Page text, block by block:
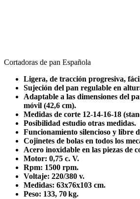
Cortadoras de pan Española
Ligera, de tracción progresiva,
Sujeción del pan regulable en
Adaptable a las dimensiones del
móvil (42,6 cm).
Medidas de corte 12-14-16-18
Posibilidad estudio otras medidas.
Funcionamiento silencioso y libre
Cojinetes de bolas en todos los
Acero inoxidable en las piezas de
Motor: 0,75 c. V.
Rpm: 1500 rpm.
Voltaje: 220/380 v.
Medidas: 63x76x103 cm.
Peso: 133, 70 kg.